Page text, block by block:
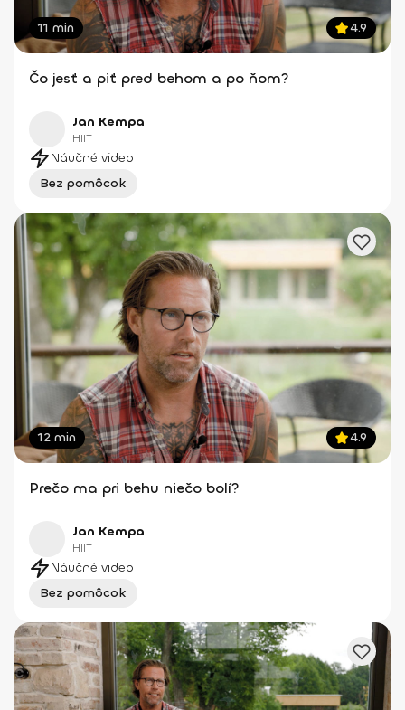
11 min 4.9
Čo jesť a piť pred behom a po ňom?
Jan Kempa
HIIT
Náučné video
Bez pomôcok
12 min 4.9
Prečo ma pri behu niečo bolí?
Jan Kempa
HIIT
Náučné video
Bez pomôcok